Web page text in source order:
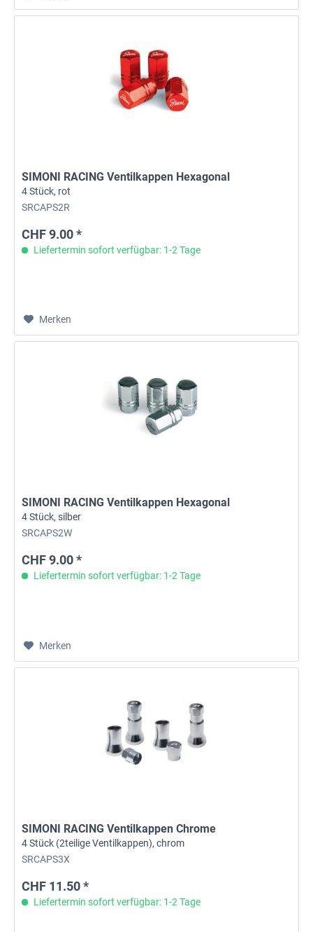
SIMONI RACING Ventilkappen Hexagonal
4 Stück, rot
SRCAPS2R
CHF 9.00 *
Liefertermin sofort verfügbar: 1-2 Tage
Merken
SIMONI RACING Ventilkappen Hexagonal
4 Stück, silber
SRCAPS2W
CHF 9.00 *
Liefertermin sofort verfügbar: 1-2 Tage
Merken
SIMONI RACING Ventilkappen Chrome
4 Stück (2teilige Ventilkappen), chrom
SRCAPS3X
CHF 11.50 *
Liefertermin sofort verfügbar: 1-2 Tage